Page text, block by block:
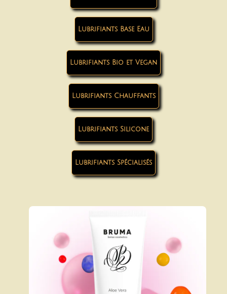
Lubrifiants Base Eau
Lubrifiants Bio et Vegan
Lubrifiants Chauffants
Lubrifiants Silicone
Lubrifiants Spécialisés